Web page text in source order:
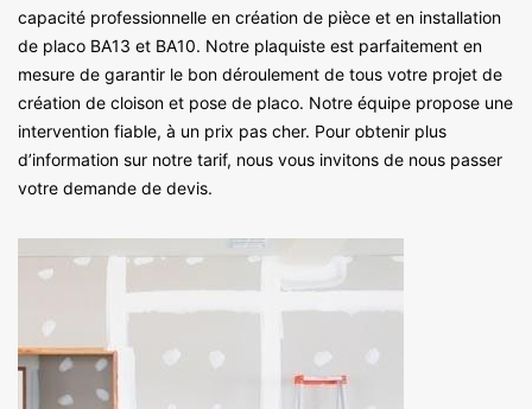
capacité professionnelle en création de pièce et en installation
de placo BA13 et BA10. Notre plaquiste est parfaitement en
mesure de garantir le bon déroulement de tous votre projet de
création de cloison et pose de placo. Notre équipe propose une
intervention fiable, à un prix pas cher. Pour obtenir plus
d’information sur notre tarif, nous vous invitons de nous passer
votre demande de devis.